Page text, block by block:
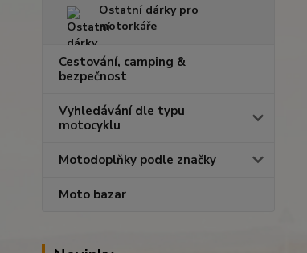
Ostatní dárky pro
motorkáře
Cestování, camping &
bezpečnost
Vyhledávání dle typu
motocyklu
Motodoplňky podle značky
Moto bazar